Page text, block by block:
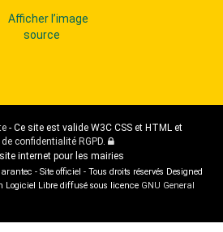
- Ce site est valide W3C CSS et HTML et
confidentialité RGPD Administration
internet pour les mairies
- Site officiel - Tous droits réservés Designed
Logiciel Libre diffusé sous licence GNU General